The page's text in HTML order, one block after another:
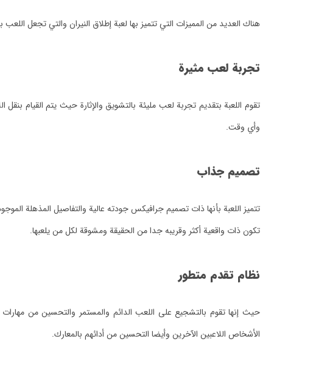
هناك العديد من المميزات التي تتميز بها لعبة إطلاق النيران والتي تجعل
تجربة لعب مثيرة
تقوم اللعبة بتقديم تجربة لعب مليئة بالتشويق والإثارة حيث يتم القيام
وأي وقت.
تصميم جذاب
تتميز اللعبة بأنها ذات تصميم جرافيكس جودته عالية والتفاصيل المذهلة
تكون ذات واقعية أكثر وقريبه جدا من الحقيقة ومشوقة لكل من يلعبها.
نظام تقدم متطور
حيث إنها تقوم بالتشجيع على اللعب الدائم والمستمر والتحسين من
الأشخاص اللاعبين الآخرين وأيضا التحسين من أدائهم بالمعارك.